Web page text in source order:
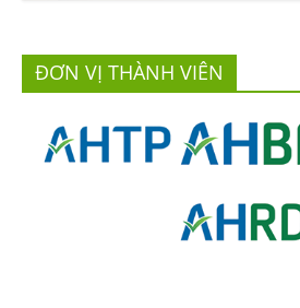
ĐƠN VỊ THÀNH VIÊN